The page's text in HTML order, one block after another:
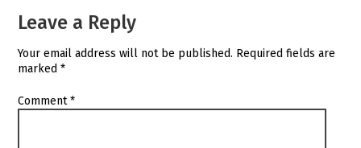
Leave a Reply
Your email address will not be published. Required fields are
marked*
Comment*